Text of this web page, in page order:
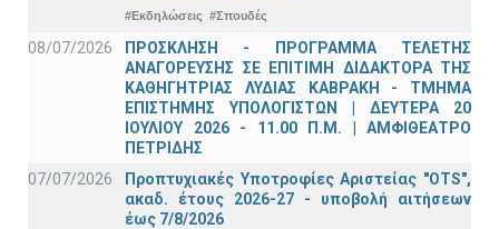
#Εκδηλώσεις #Σπουδές
08/07/2026
ΠΡΟΣΚΛΗΣΗ - ΠΡΟΓΡΑΜΜΑ ΤΕΛΕΤΗΣ
ΑΝΑΓΟΡΕΥΣΗΣ ΣΕ ΕΠΙΤΙΜΗ ΔΙΔΑΚΤΟΡΑ ΤΗΣ
ΚΑΘΗΓΗΤΡΙΑΣ ΛΥΔΙΑΣ ΚΑΒΡΑΚΗ - ΤΜΗΜΑ
ΕΠΙΣΤΗΜΗΣ ΥΠΟΛΟΓΙΣΤΩΝ | ΔΕΥΤΕΡΑ 20
ΙΟΥΛΙΟΥ 2026 - 11.00 Π.Μ. | ΑΜΦΙΘΕΑΤΡΟ
ΠΕΤΡΙΔΗΣ
07/07/2026
Προπτυχιακές Υποτροφίες Αριστείας "OTS",
ακαδ. έτους 2026-27 - υποβολή αιτήσεων
έως 7/8/2026